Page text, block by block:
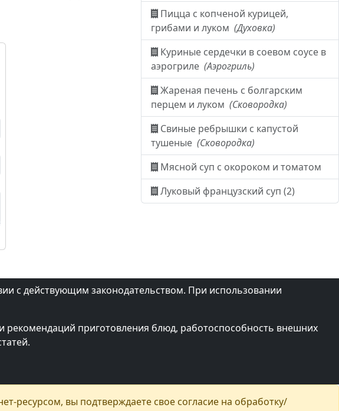
Пицца с копченой курицей,
грибами и луком (Духовка)
Куриные сердечки в соевом соусе в
аэрогриле (Аэрогриль)
Жареная печень с болгарским
перцем и луком (Сковородка)
Свиные ребрышки с капустой
тушеные (Сковородка)
Мясной суп с окороком и томатом
Луковый французский суп (2)
с действующим законодательством. При использовании
рекомендаций приготовления блюд, работоспособность внешних
ресурсом, вы подтверждаете свое согласие на обработку/